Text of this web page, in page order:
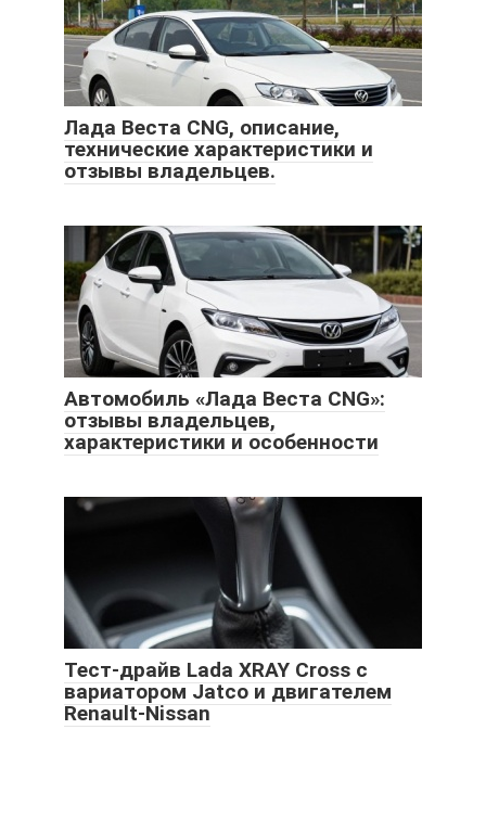
Лада Веста CNG, описание,
технические характеристики и
отзывы владельцев.
Автомобиль «Лада Веста CNG»:
отзывы владельцев,
характеристики и особенности
Тест-драйв Lada XRAY Cross с
вариатором Jatco и двигателем
Renault-Nissan